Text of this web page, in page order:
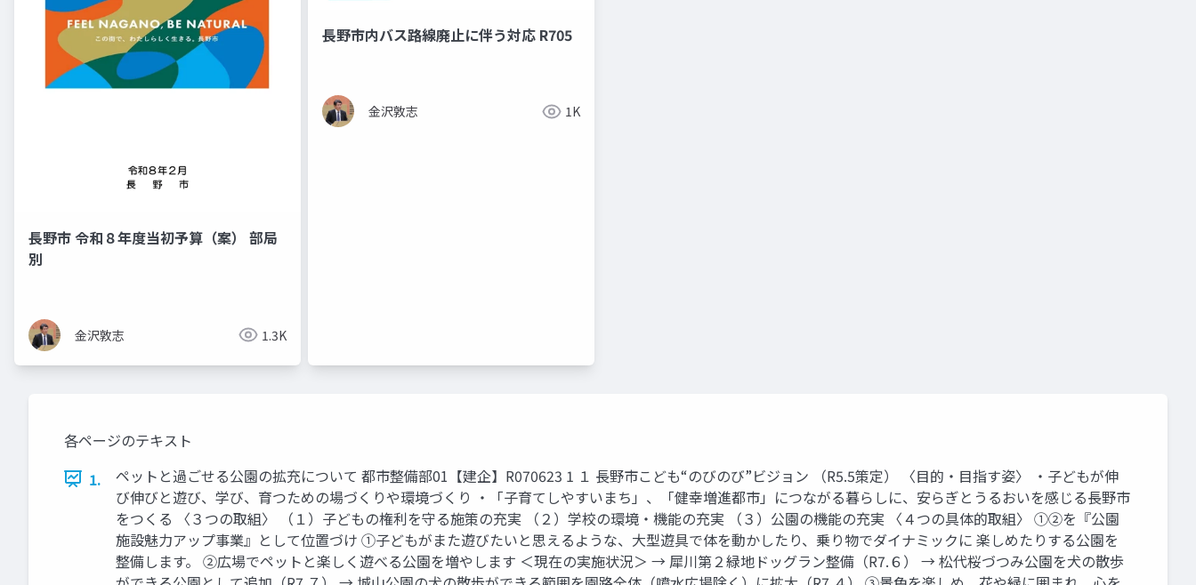
長野市 令和８年度当初予算（案） 部局
別
金沢敦志 1.3K
長野市内バス路線廃止に伴う対応 R705
金沢敦志 1K
各ページのテキスト
1.
ペットと過ごせる公園の拡充について 都市整備部01【建企】R070623 1 １ 長野市こども“のびのび”ビジョン （R5.5策定） 〈目的・目指す姿〉 ・子どもが伸
び伸びと遊び、学び、育つための場づくりや環境づくり ・「子育てしやすいまち」、「健幸増進都市」につながる暮らしに、安らぎとうるおいを感じる長野市
をつくる 〈３つの取組〉 （１）子どもの権利を守る施策の充実 （２）学校の環境・機能の充実 （３）公園の機能の充実 〈４つの具体的取組〉 ①②を『公園
施設魅力アップ事業』として位置づけ ①子どもがまた遊びたいと思えるような、大型遊具で体を動かしたり、乗り物でダイナミックに 楽しめたりする公園を
整備します。 ②広場でペットと楽しく遊べる公園を増やします ＜現在の実施状況＞ → 犀川第２緑地ドッグラン整備（R7.６） → 松代桜づつみ公園を犬の散歩